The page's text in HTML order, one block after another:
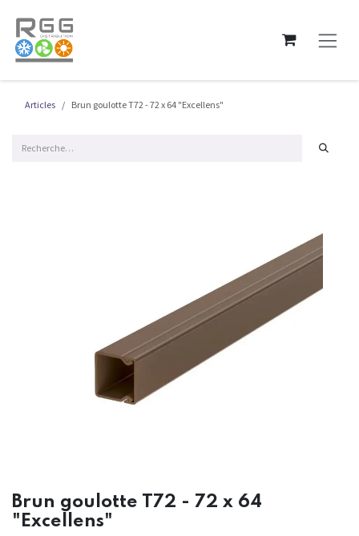
Articles Brun goulotte T72 - 72 x 64 "Excellens"
Brun goulotte T72 - 72 x 64
"Excellens"